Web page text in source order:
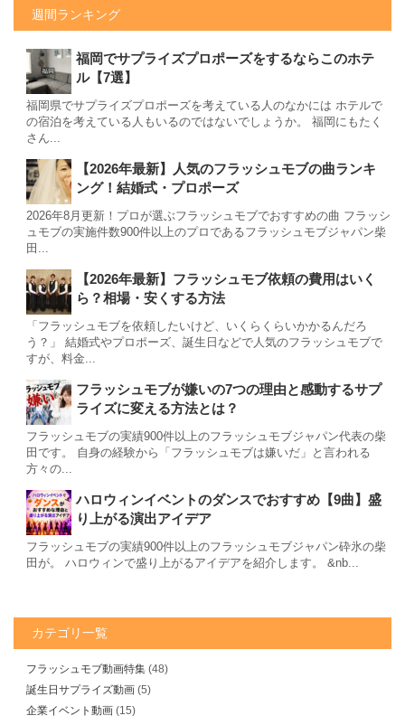
週間ランキング
福岡でサプライズプロポーズをするならこのホテ
ル【7選】
福岡県でサプライズプロポーズを考えている人のなかには ホテルで
の宿泊を考えている人もいるのではないでしょうか。 福岡にもたく
さん...
【2026年最新】人気のフラッシュモブの曲ランキ
ング！結婚式・プロポーズ
2026年8月更新！プロが選ぶフラッシュモブでおすすめの曲 フラッシ
ュモブの実施件数900件以上のプロであるフラッシュモブジャパン柴
田...
【2026年最新】フラッシュモブ依頼の費用はいく
ら？相場・安くする方法
「フラッシュモブを依頼したいけど、いくらくらいかかるんだろ
う？」 結婚式やプロポーズ、誕生日などで人気のフラッシュモブで
すが、料金...
フラッシュモブが嫌いの7つの理由と感動するサプ
ライズに変える方法とは？
フラッシュモブの実績900件以上のフラッシュモブジャパン代表の柴
田です。 自身の経験から「フラッシュモブは嫌いだ」と言われる
方々の...
ハロウィンイベントのダンスでおすすめ【9曲】盛
り上がる演出アイデア
フラッシュモブの実績900件以上のフラッシュモブジャパン砕氷の柴
田が。 ハロウィンで盛り上がるアイデアを紹介します。 &nb...
カテゴリ一覧
フラッシュモブ動画特集 (48)
誕生日サプライズ動画 (5)
企業イベント動画 (15)